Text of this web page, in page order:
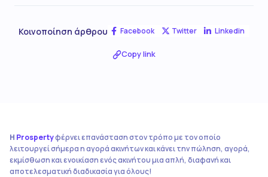
Κοινοποίηση άρθρου Facebook Twitter Linkedin
Copy link
Η Prospertyφέρνει επανάσταση στον τρόπο με τον οποίο
λειτουργεί σήμερα η αγορά ακινήτων και κάνει την πώληση, αγορά,
εκμίσθωση και ενοικίαση ενός ακινήτου μια απλή, διαφανή και
αποτελεσματική διαδικασία για όλους!